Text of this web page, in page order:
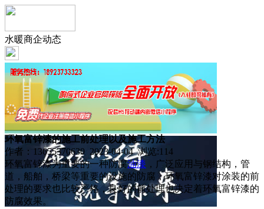
水暖商企动态
环氧富锌漆的施工前处理以及施工方法
作者：13655370630 2023-04-04 浏览:114
环氧富锌漆为重要的一种防腐油漆 ，广泛应用与钢结构，管
道，船舶，桥梁等重要的设施的防腐，环氧富锌漆对涂装的前
处理的要求也比较严格，良好的前处理也决定着环氧富锌漆的
防腐效果。